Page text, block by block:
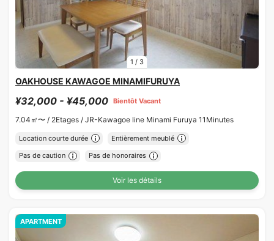
1 / 3
OAKHOUSE KAWAGOE MINAMIFURUYA
¥32,000 - ¥45,000 Bientôt Vacant
7.04㎡〜 / 2Etages / JR-Kawagoe line Minami Furuya 11Minutes
Location courte durée Entièrement meublé
Pas de caution Pas de honoraires
Voir les détails
APARTMENT